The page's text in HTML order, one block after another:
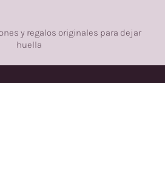
y regalos originales para dejar
huella